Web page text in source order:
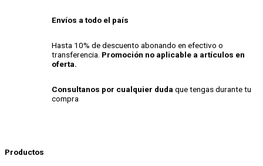
Envíos a todo el país
Hasta 10% de descuento abonando en efectivo o
transferencia. Promoción no aplicable a artículos en
oferta.
Consultanos por cualquier duda que tengas durante tu
compra
Productos